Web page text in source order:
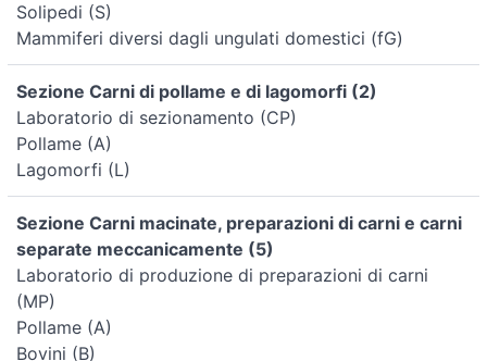
Solipedi (S)
Mammiferi diversi dagli ungulati domestici (fG)
Sezione Carni di pollame e di lagomorfi (2)
Laboratorio di sezionamento (CP)
Pollame (A)
Lagomorfi (L)
Sezione Carni macinate, preparazioni di carni e carni
separate meccanicamente (5)
Laboratorio di produzione di preparazioni di carni
(MP)
Pollame (A)
Bovini (B)